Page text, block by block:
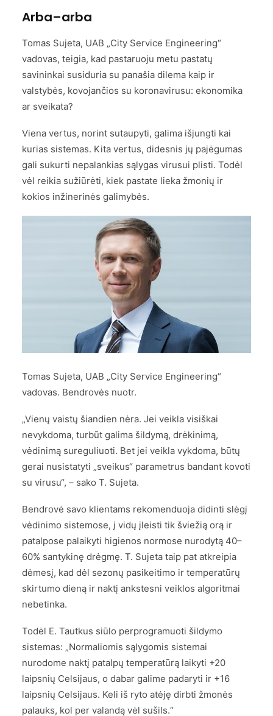
Arba–arba
Tomas Sujeta, UAB „City Service Engineering“
vadovas, teigia, kad pastaruoju metu pastatų
savininkai susiduria su panašia dilema kaip ir
valstybės, kovojančios su koronavirusu: ekonomika
ar sveikata?
Viena vertus, norint sutaupyti, galima išjungti kai
kurias sistemas. Kita vertus, didesnis jų pajėgumas
gali sukurti nepalankias sąlygas virusui plisti. Todėl
vėl reikia sužiūrėti, kiek pastate lieka žmonių ir
kokios inžinerinės galimybės.
Tomas Sujeta, UAB „City Service Engineering“
vadovas. Bendrovės nuotr.
„Vienų vaistų šiandien nėra. Jei veikla visiškai
nevykdoma, turbūt galima šildymą, drėkinimą,
vėdinimą sureguliuoti. Bet jei veikla vykdoma, būtų
gerai nusistatyti „sveikus“ parametrus bandant kovoti
su virusu“, – sako T. Sujeta.
Bendrovė savo klientams rekomenduoja didinti slėgį
vėdinimo sistemose, į vidų įleisti tik šviežią orą ir
patalpose palaikyti higienos normose nurodytą 40–
60% santykinę drėgmę. T. Sujeta taip pat atkreipia
dėmesį, kad dėl sezonų pasikeitimo ir temperatūrų
skirtumo dieną ir naktį ankstesni veiklos algoritmai
nebetinka.
Todėl E. Tautkus siūlo perprogramuoti šildymo
sistemas: „Normaliomis sąlygomis sistemai
nurodome naktį patalpų temperatūrą laikyti +20
laipsnių Celsijaus, o dabar galime padaryti ir +16
laipsnių Celsijaus. Keli iš ryto atėję dirbti žmonės
palauks, kol per valandą vėl sušils.“